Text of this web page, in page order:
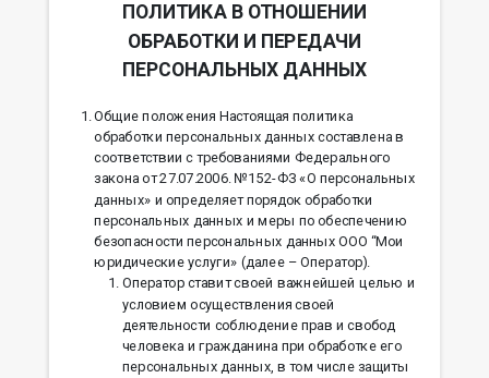
ПОЛИТИКА В ОТНОШЕНИИ
ОБРАБОТКИ И ПЕРЕДАЧИ
ПЕРСОНАЛЬНЫХ ДАННЫХ
Общие положения Настоящая политика
обработки персональных данных составлена в
соответствии с требованиями Федерального
закона от 27.07.2006. №152-ФЗ «О персональных
данных» и определяет порядок обработки
персональных данных и меры по обеспечению
безопасности персональных данных ООО “Мои
юридические услуги» (далее – Оператор).
Оператор ставит своей важнейшей целью и
условием осуществления своей
деятельности соблюдение прав и свобод
человека и гражданина при обработке его
персональных данных, в том числе защиты